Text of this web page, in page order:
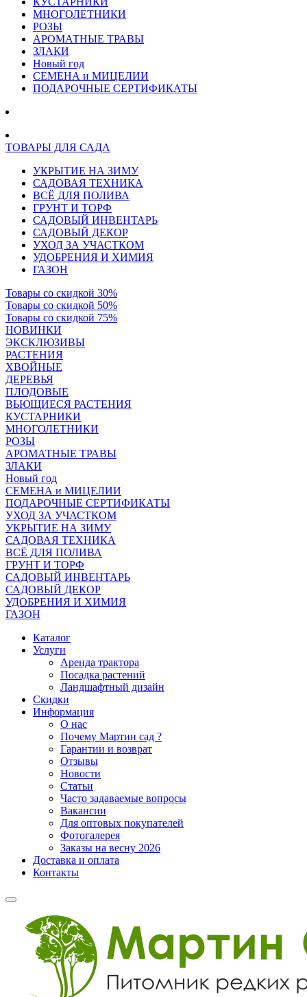
МНОГОЛЕТНИКИ
РОЗЫ
АРОМАТНЫЕ ТРАВЫ
ЗЛАКИ
Новый год
СЕМЕНА и МИЦЕЛИИ
ПОДАРОЧНЫЕ СЕРТИФИКАТЫ
ТОВАРЫ ДЛЯ САДА
УКРЫТИЕ НА ЗИМУ
САДОВАЯ ТЕХНИКА
ВСЁ ДЛЯ ПОЛИВА
ГРУНТ И ТОРФ
САДОВЫЙ ИНВЕНТАРЬ
САДОВЫЙ ДЕКОР
УХОД ЗА УЧАСТКОМ
УДОБРЕНИЯ И ХИМИЯ
ГАЗОН
Товары со скидкой 30%
Товары со скидкой 50%
Товары со скидкой 75%
НОВИНКИ
ЭКСКЛЮЗИВЫ
РАСТЕНИЯ
ХВОЙНЫЕ
ДЕРЕВЬЯ
ПЛОДОВЫЕ
ВЬЮЩИЕСЯ РАСТЕНИЯ
КУСТАРНИКИ
МНОГОЛЕТНИКИ
РОЗЫ
АРОМАТНЫЕ ТРАВЫ
ЗЛАКИ
Новый год
СЕМЕНА и МИЦЕЛИИ
ПОДАРОЧНЫЕ СЕРТИФИКАТЫ
УХОД ЗА УЧАСТКОМ
УКРЫТИЕ НА ЗИМУ
САДОВАЯ ТЕХНИКА
ВСЁ ДЛЯ ПОЛИВА
ГРУНТ И ТОРФ
САДОВЫЙ ИНВЕНТАРЬ
САДОВЫЙ ДЕКОР
УДОБРЕНИЯ И ХИМИЯ
ГАЗОН
Каталог
Услуги
Аренда трактора
Посадка растений
Ландшафтный дизайн
Скидки
Информация
О нас
Почему Мартин сад ?
Гарантии и возврат
Отзывы
Новости
Статьи
Часто задаваемые вопросы
Вакансии
Для оптовых покупателей
Фотогалерея
Заказы на весну 2026
Доставка и оплата
Контакты